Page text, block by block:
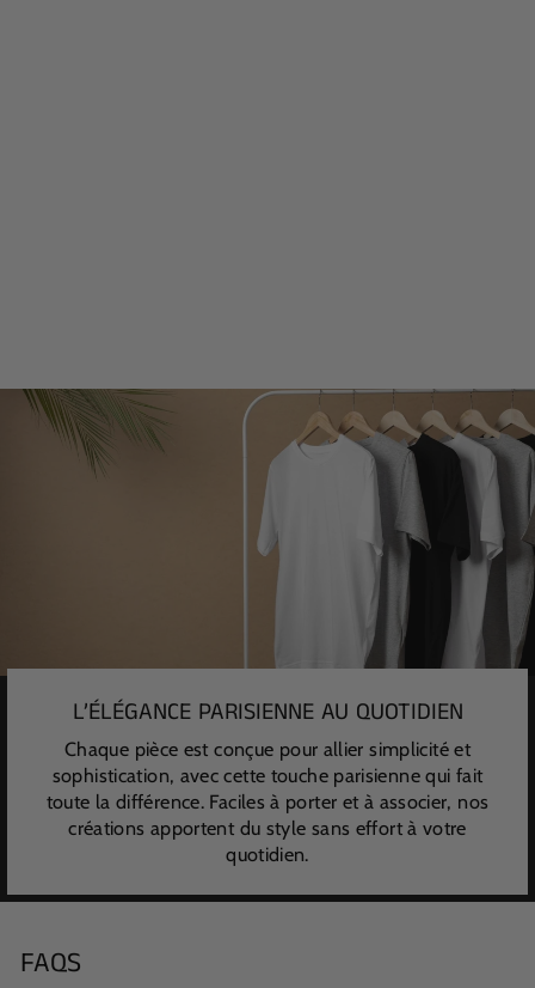
L’ÉLÉGANCE PARISIENNE AU QUOTIDIEN
Chaque pièce est conçue pour allier simplicité et
sophistication, avec cette touche parisienne qui fait
toute la différence. Faciles à porter et à associer, nos
créations apportent du style sans effort à votre
quotidien.
FAQS